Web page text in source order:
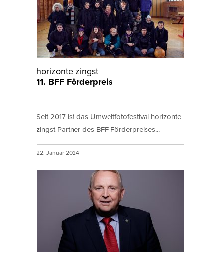
horizonte zingst
11. BFF Förderpreis
Seit 2017 ist das Umweltfotofestival horizonte
zingst Partner des BFF Förderpreises...
22. Januar 2024